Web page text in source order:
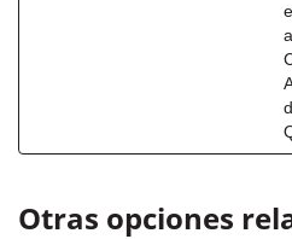
Otras opciones